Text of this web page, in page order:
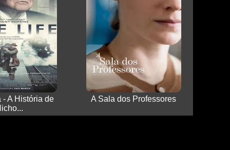
- A História de
A Sala dos Professores